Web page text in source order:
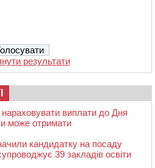
результати
виплати до Дня
може отримати
кандидатку на посаду
39 закладів освіти